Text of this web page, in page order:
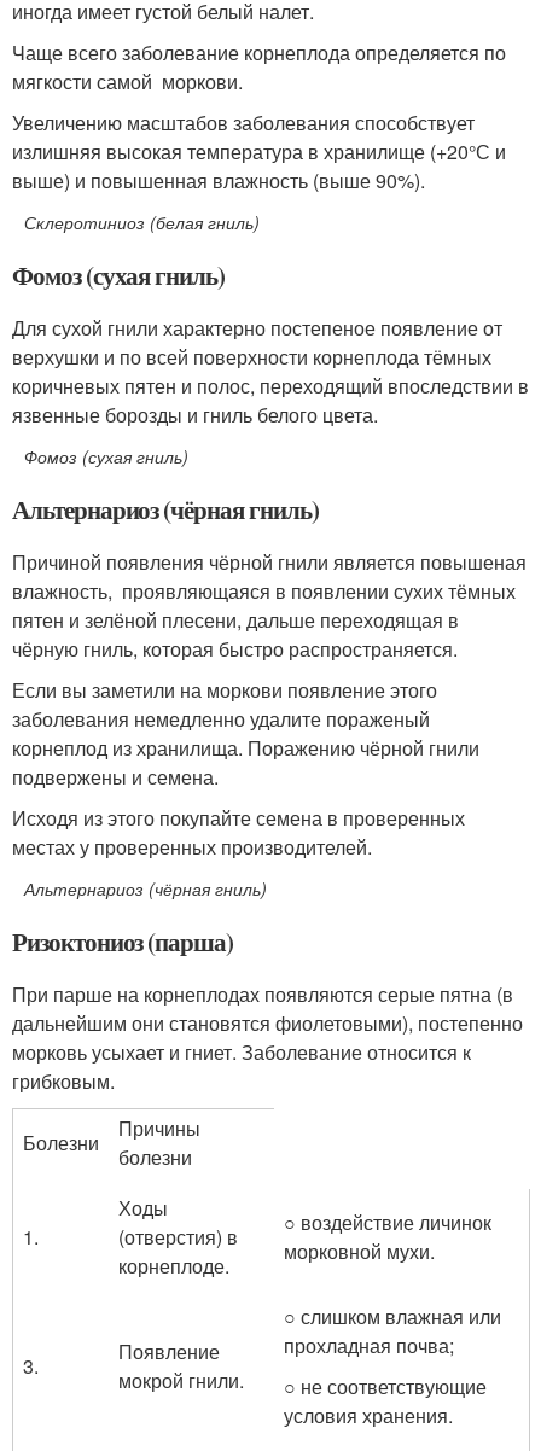
иногда имеет густой белый налет.
Чаще всего заболевание корнеплода определяется по
мягкости самой моркови.
Увеличению масштабов заболевания способствует
излишняя высокая температура в хранилище (+20°С и
выше) и повышенная влажность (выше 90%).
Склеротиниоз (белая гниль)
Фомоз (сухая гниль)
Для сухой гнили характерно постепеное появление от
верхушки и по всей поверхности корнеплода тёмных
коричневых пятен и полос, переходящий впоследствии в
язвенные борозды и гниль белого цвета.
Фомоз (сухая гниль)
Альтернариоз (чёрная гниль)
Причиной появления чёрной гнили является повышеная
влажность, проявляющаяся в появлении сухих тёмных
пятен и зелёной плесени, дальше переходящая в
чёрную гниль, которая быстро распространяется.
Если вы заметили на моркови появление этого
заболевания немедленно удалите пораженый
корнеплод из хранилища. Поражению чёрной гнили
подвержены и семена.
Исходя из этого покупайте семена в проверенных
местах у проверенных производителей.
Альтернариоз (чёрная гниль)
Ризоктониоз (парша)
При парше на корнеплодах появляются серые пятна (в
дальнейшим они становятся фиолетовыми), постепенно
морковь усыхает и гниет. Заболевание относится к
грибковым.
Болезни
Причины
болезни
1.
Ходы
(отверстия) в
корнеплоде.
○ воздействие личинок
морковной мухи.
3.
Появление
мокрой гнили.
○ слишком влажная или
прохладная почва;
○ не соответствующие
условия хранения.